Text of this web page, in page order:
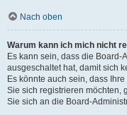
Nach oben
Warum kann ich mich nicht
Es kann sein, dass die
ausgeschaltet hat, damit sich
Es könnte auch sein, dass
Sie sich registrieren möchten,
Sie sich an die Board-